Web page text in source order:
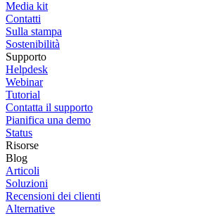
Media kit
Contatti
Sulla stampa
Sostenibilità
Supporto
Helpdesk
Webinar
Tutorial
Contatta il supporto
Pianifica una demo
Status
Risorse
Blog
Articoli
Soluzioni
Recensioni dei clienti
Alternative